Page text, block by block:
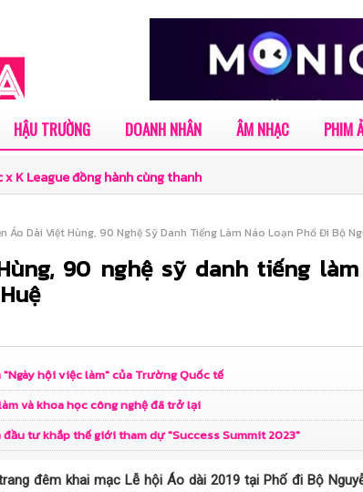
HẬU TRƯỜNG DOANH NHÂN ÂM NHẠC PHIM
x K League đồng hành cùng thanh
Du lịch Việt Nam
lĩnh dẫn đầu và hành trình tự
8 tuổi và phong thái “làm chủ
runway
Ngọc Bảo Ngân và hành trình tự
Áo Dài Việt Hùng, 90 Nghệ Sỹ Danh Tiếng Làm Náo Loạn Phố Đi Bộ
90 nghệ sỹ danh tiếng
hội việc làm" của Trường Quốc tế
và khoa học công nghệ đã trở lại
đầu tư khắp thế giới tham dự "Success Summit 2023"
đêm khai mạc Lễ hội Áo dài 2019 tại Phố đi Bộ